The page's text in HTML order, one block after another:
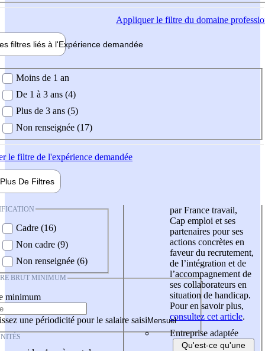
Appliquerle filtre du domaine
filtres liés à l'Expérience demandée
demandée
Moins de 1 an
De 1 à 3 ans (4)
Plus de 3 ans (5)
Non renseignée (17)
le filtre de l'expérience demandée
Plus De Filtres
Cadre (16)
Non cadre (9)
Non renseignée (6)
BRUT MINIMUM
minimum
une périodicité pour le salaire saisi
par France travail,
Cap emploi et ses
partenaires pour ses
actions concrètes en
faveur du recrutement,
de l’intégration et de
l’accompagnement de
ses collaborateurs en
situation de handicap.
Pour en savoir plus,
consultez cet article.
Entreprise adaptée
Qu'est-ce qu'une